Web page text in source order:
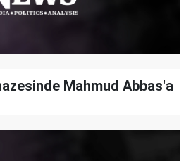
Mahmud Abbas'a